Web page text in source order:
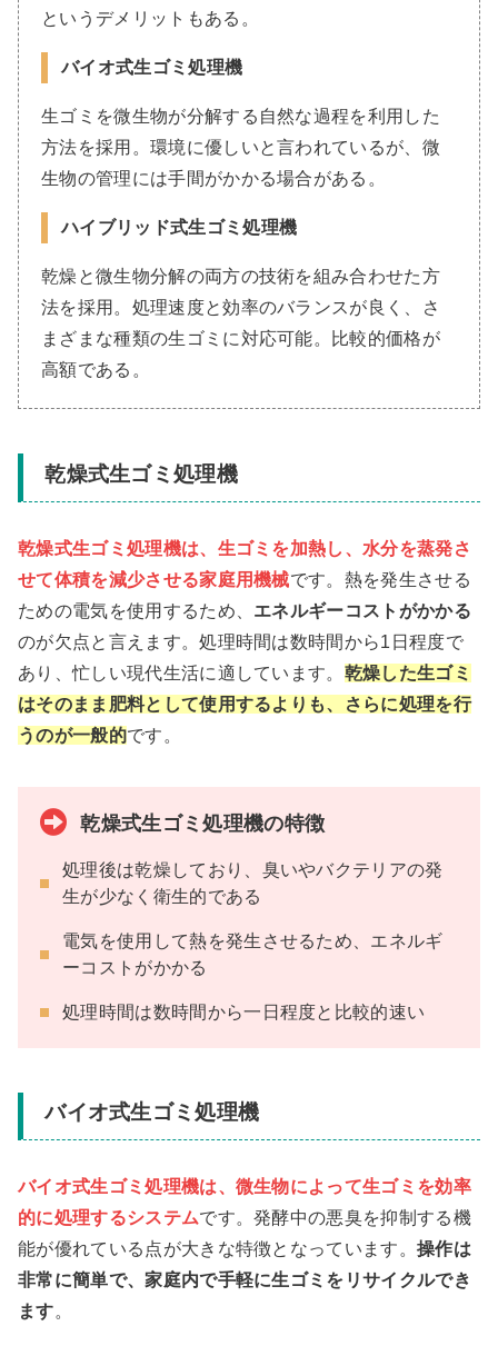
というデメリットもある。
バイオ式生ゴミ処理機
生ゴミを微生物が分解する自然な過程を利用した
方法を採用。環境に優しいと言われているが、微
生物の管理には手間がかかる場合がある。
ハイブリッド式生ゴミ処理機
乾燥と微生物分解の両方の技術を組み合わせた方
法を採用。処理速度と効率のバランスが良く、さ
まざまな種類の生ゴミに対応可能。比較的価格が
高額である。
乾燥式生ゴミ処理機
乾燥式生ゴミ処理機は、生ゴミを加熱し、水分を蒸発さ
せて体積を減少させる家庭用機械です。熱を発生させる
ための電気を使用するため、 エネルギーコストがかかる
のが欠点と言えます。処理時間は数時間から1日程度で
あり、忙しい現代生活に適しています。 乾燥した生ゴミ
はそのまま肥料として使用するよりも、さらに処理を行
うのが一般的です。
乾燥式生ゴミ処理機の特徴
処理後は乾燥しており、臭いやバクテリアの発
生が少なく衛生的である
電気を使用して熱を発生させるため、エネルギ
ーコストがかかる
処理時間は数時間から一日程度と比較的速い
バイオ式生ゴミ処理機
バイオ式生ゴミ処理機は、微生物によって生ゴミを効率
的に処理するシステムです。発酵中の悪臭を抑制する機
能が優れている点が大きな特徴となっています。操作は
非常に簡単で、家庭内で手軽に生ゴミをリサイクルでき
ます。